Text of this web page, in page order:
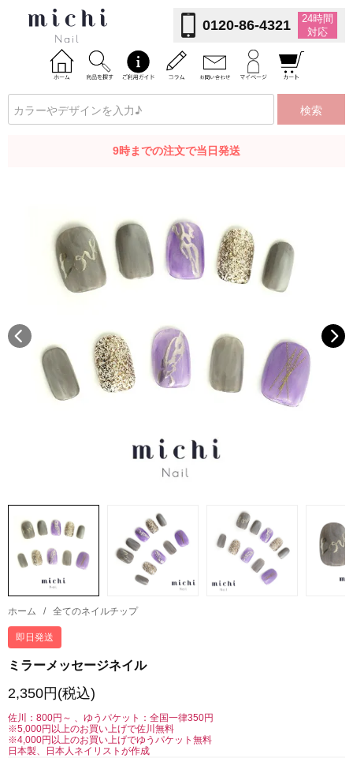
0120-86-4321
24時間
対応
検索
9時までの注文で当日発送
ホーム / 全てのネイルチップ
即日発送
ミラーメッセージネイル
2,350円(税込)
佐川：800円～ 、ゆうパケット：全国一律350円
※5,000円以上のお買い上げで佐川無料
※4,000円以上のお買い上げでゆうパケット無料
日本製、日本人ネイリストが作成